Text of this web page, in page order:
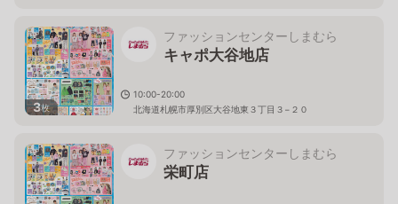
3枚
ファッションセンターしまむら
キャポ大谷地店
10:00-20:00
北海道札幌市厚別区大谷地東３丁目３−２０
ファッションセンターしまむら
栄町店